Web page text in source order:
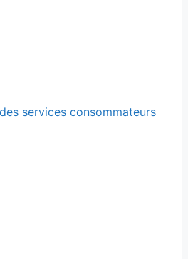
services consommateurs